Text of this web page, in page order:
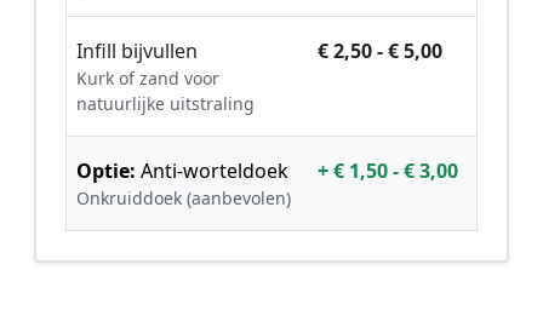
Infill bijvullen
Kurk of zand voor
natuurlijke uitstraling
€ 2,50 - € 5,00
Optie: Anti-worteldoek
Onkruiddoek (aanbevolen)
+ € 1,50 - € 3,00